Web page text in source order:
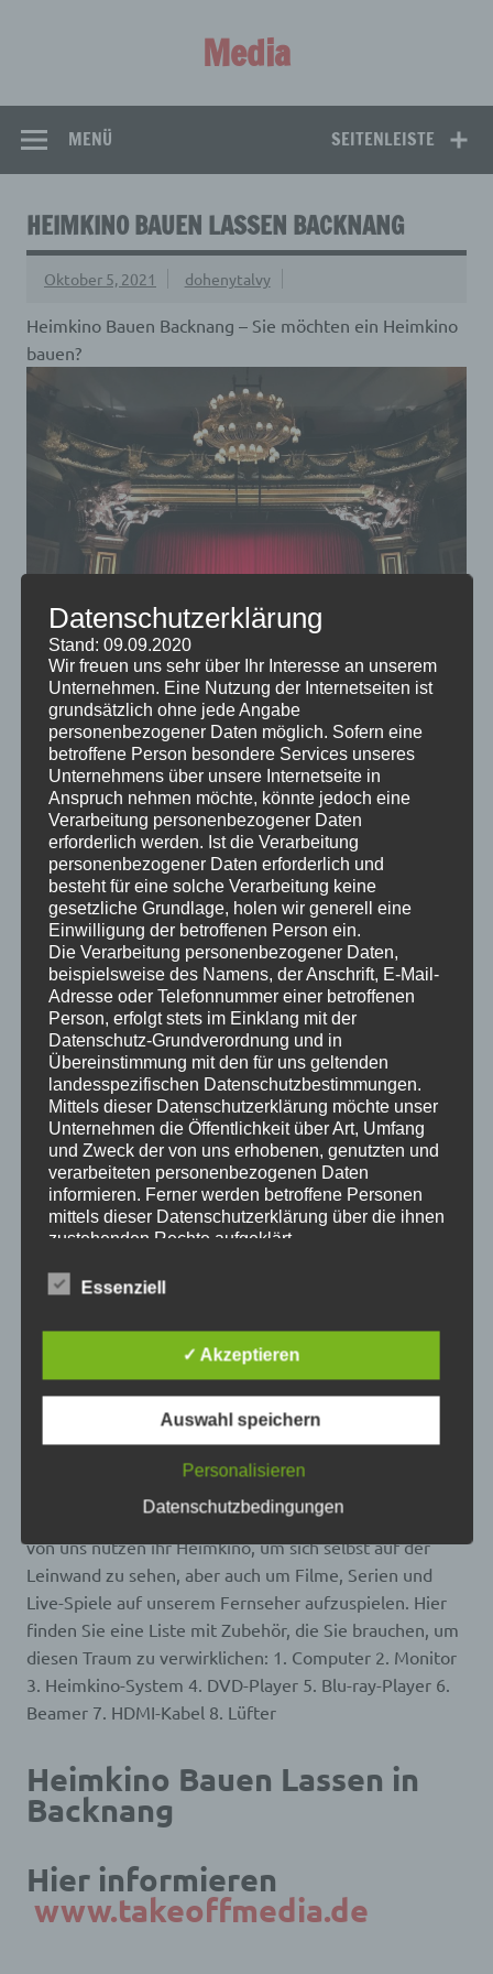
Media
SEITENLEISTE
MENÜ
HEIMKINO BAUEN LASSEN BACKNANG
Oktober 5, 2021 dohenytalvy
Heimkino Bauen Backnang – Sie möchten ein Heimkino
bauen?
Es gibt noch lange kein entscheidendes Argument für
oder gegen das Fernsehen, einige Experten meinen,
dass wir uns anderen Freizeitbeschäftigungen
zuwenden sollten. Wenn Sie Fernsehen noch immer
entspannend finden, könnten Sie sich doch ein eigenes
Heimkino anschaffen.
Hier informieren
Heimkino Bauen Lassen
populärer Trend in unserer modernen, teilweise sehr
digitalen Zeit. In unserem Haus sind die Wände mit
Bildern von Wasserfällen bedeckt, während wir auf
einem Sofa liegen, auf dem Boden liegen blaue
Schatten auf unseren Beinen. Mit Blick auf die Wände
schweben wir in unserem Wohnzimmer – wenn wir
wie die Sterne am Nachthimmel leuchten. Die meisten
von uns nutzen ihr Heimkino, um sich selbst auf der
Leinwand zu sehen, aber auch um Filme, Serien und
Live-Spiele auf unserem Fernseher aufzuspielen. Hier
finden Sie eine Liste mit Zubehör, die Sie brauchen, um
diesen Traum zu verwirklichen: 1. Computer 2. Monitor
3. Heimkino-System 4. DVD-Player 5. Blu-ray-Player 6.
Beamer 7. HDMI-Kabel 8. Lüfter
Heimkino Bauen Lassen in
Backnang
Hier informieren
www.takeoffmedia.de
Datenschutzerklärung
Stand: 09.09.2020
Wir freuen uns sehr über Ihr Interesse an unserem
Unternehmen. Eine Nutzung der Internetseiten ist
grundsätzlich ohne jede Angabe
personenbezogener Daten möglich. Sofern eine
betroffene Person besondere Services unseres
Unternehmens über unsere Internetseite in
Anspruch nehmen möchte, könnte jedoch eine
Verarbeitung personenbezogener Daten
erforderlich werden. Ist die Verarbeitung
personenbezogener Daten erforderlich und
besteht für eine solche Verarbeitung keine
gesetzliche Grundlage, holen wir generell eine
Einwilligung der betroffenen Person ein.
Die Verarbeitung personenbezogener Daten,
beispielsweise des Namens, der Anschrift, E-Mail-
Adresse oder Telefonnummer einer betroffenen
Person, erfolgt stets im Einklang mit der
Datenschutz-Grundverordnung und in
Übereinstimmung mit den für uns geltenden
landesspezifischen Datenschutzbestimmungen.
Mittels dieser Datenschutzerklärung möchte unser
Unternehmen die Öffentlichkeit über Art, Umfang
und Zweck der von uns erhobenen, genutzten und
verarbeiteten personenbezogenen Daten
informieren. Ferner werden betroffene Personen
mittels dieser Datenschutzerklärung über die ihnen
zustehenden Rechte aufgeklärt.
zahlreiche technische und organisatorische
lückenlosen Schutz der über diese Internetseite
verarbeiteten personenbezogenen Daten
sicherzustellen. Dennoch können Internetbasierte
Datenübertragungen grundsätzlich
Sicherheitslücken aufweisen, sodass ein absoluter
diesem Grund steht es jeder betroffenen Person
frei, personenbezogene Daten auch auf
alternativen Wegen, beispielsweise telefonisch, an
Begriffsbestimmungen
Die Datenschutzerklärung beruht auf den
Begrifflichkeiten, die durch den Europäischen
Richtlinien- und Verordnungsgeber beim Erlass
der Datenschutz-Grundverordnung (DS-GVO)
verwendet wurden. Unsere Datenschutzerklärung
soll sowohl für die Öffentlichkeit als auch für
gewährleisten, möchten wir vorab die verwendeten
Begrifflichkeiten erläutern.
Wir verwenden in dieser Datenschutzerklärung
unter anderem die folgenden Begriffe:
a) personenbezogene Daten
Essenziell
✓ Akzeptieren
Auswahl speichern
Personalisieren
Datenschutzbedingungen